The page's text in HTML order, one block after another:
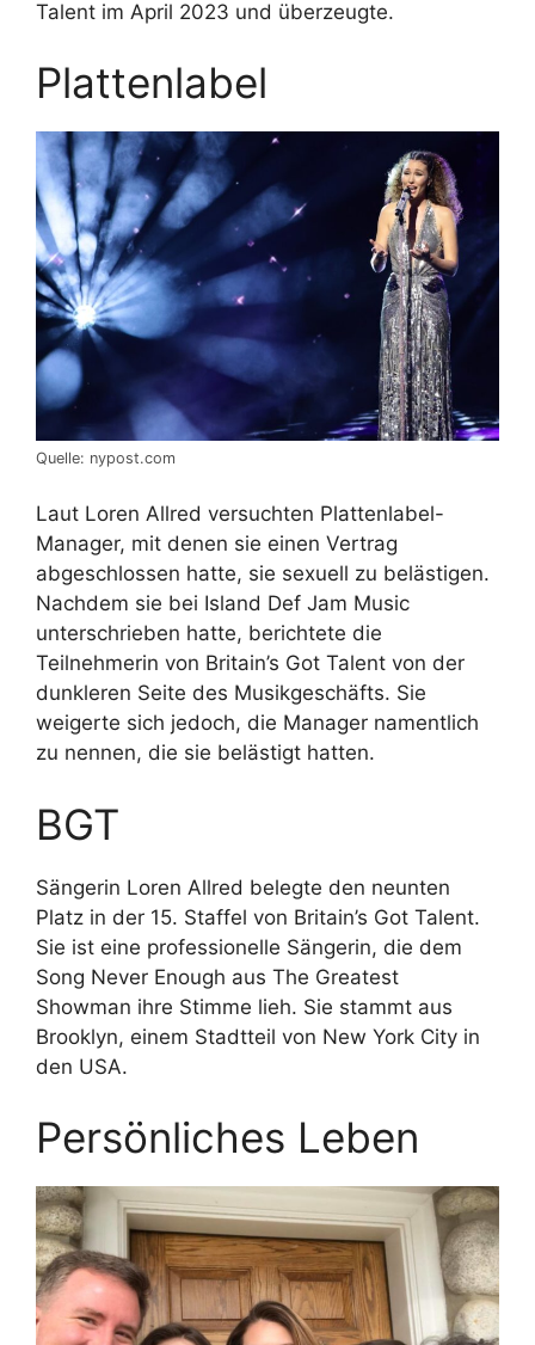
Talent im April 2023 und überzeugte.
Plattenlabel
Quelle: nypost.com
Laut Loren Allred versuchten Plattenlabel-
Manager, mit denen sie einen Vertrag
abgeschlossen hatte, sie sexuell zu belästigen.
Nachdem sie bei Island Def Jam Music
unterschrieben hatte, berichtete die
Teilnehmerin von Britain’s Got Talent von der
dunkleren Seite des Musikgeschäfts. Sie
weigerte sich jedoch, die Manager namentlich
zu nennen, die sie belästigt hatten.
BGT
Sängerin Loren Allred belegte den neunten
Platz in der 15. Staffel von Britain’s Got Talent.
Sie ist eine professionelle Sängerin, die dem
Song Never Enough aus The Greatest
Showman ihre Stimme lieh. Sie stammt aus
Brooklyn, einem Stadtteil von New York City in
den USA.
Persönliches Leben